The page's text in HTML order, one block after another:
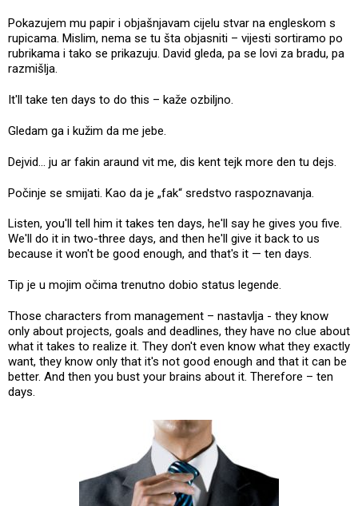
Pokazujem mu papir i objašnjavam cijelu stvar na engleskom s
rupicama. Mislim, nema se tu šta objasniti – vijesti sortiramo po
rubrikama i tako se prikazuju. David gleda, pa se lovi za bradu, pa
razmišlja.
It'll take ten days to do this – kaže ozbiljno.
Gledam ga i kužim da me jebe.
Dejvid... ju ar fakin araund vit me, dis kent tejk more den tu dejs.
Počinje se smijati. Kao da je „fak“ sredstvo raspoznavanja.
Listen, you'll tell him it takes ten days, he'll say he gives you five.
We'll do it in two-three days, and then he'll give it back to us
because it won't be good enough, and that's it — ten days.
Tip je u mojim očima trenutno dobio status legende.
Those characters from management – nastavlja - they know
only about projects, goals and deadlines, they have no clue about
what it takes to realize it. They don't even know what they exactly
want, they know only that it's not good enough and that it can be
better. And then you bust your brains about it. Therefore – ten
days.